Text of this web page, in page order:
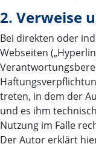
2. Verweise
Bei direkten oder
Webseiten
treten, in dem der
und es ihm
Nutzung im Falle
Der Autor erklärt